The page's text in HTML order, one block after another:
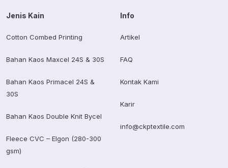
Jenis Kain
Cotton Combed Printing
Bahan Kaos Maxcel 24S & 30S
Bahan Kaos Primacel 24S &
30S
Bahan Kaos Double Knit Bycel
Fleece CVC – Elgon (280-300
gsm)
Info
Artikel
FAQ
Kontak Kami
Karir
info@ckptextile.com